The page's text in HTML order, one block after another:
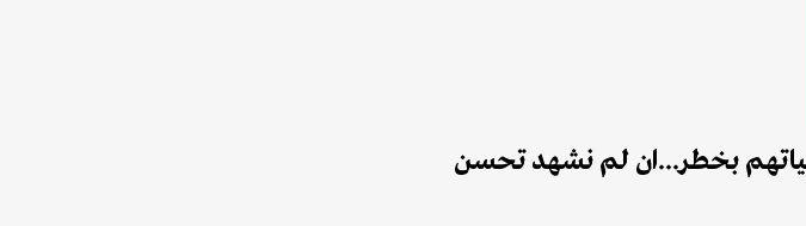
حياتهم بخطر...ان لم نشهد تحسن